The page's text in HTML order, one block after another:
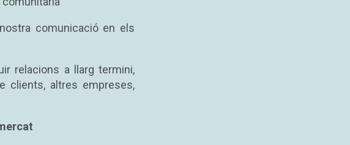
comunicació en els
relacions a llarg termini,
clients, altres empreses,